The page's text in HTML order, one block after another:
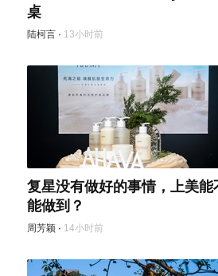
桌
陆柯言 · 13小时前
复星没有做好的事情，上美能
能做到？
周芳颖 · 14小时前